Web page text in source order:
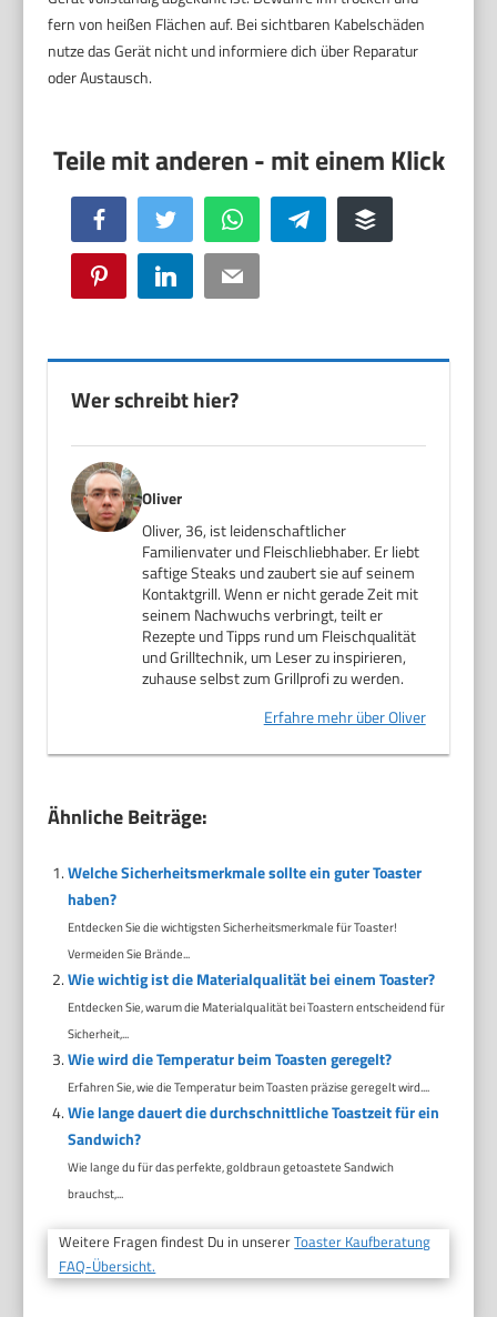
fern von heißen Flächen auf. Bei sichtbaren Kabelschäden
nutze das Gerät nicht und informiere dich über Reparatur
oder Austausch.
Facebook Twitter WhatsApp Telegram Buffer
Pinterest LinkedIn Email
Wer schreibt hier?
Oliver
Oliver, 36, ist leidenschaftlicher
Familienvater und Fleischliebhaber. Er liebt
saftige Steaks und zaubert sie auf seinem
Kontaktgrill. Wenn er nicht gerade Zeit mit
seinem Nachwuchs verbringt, teilt er
Rezepte und Tipps rund um Fleischqualität
und Grilltechnik, um Leser zu inspirieren,
zuhause selbst zum Grillprofi zu werden.
Erfahre mehr über Oliver
Ähnliche Beiträge:
Welche Sicherheitsmerkmale sollte ein guter Toaster
haben?
Entdecken Sie die wichtigsten Sicherheitsmerkmale für Toaster!
Vermeiden Sie Brände...
Wie wichtig ist die Materialqualität bei einem Toaster?
Entdecken Sie, warum die Materialqualität bei Toastern entscheidend für
Sicherheit,...
Wie wird die Temperatur beim Toasten geregelt?
Erfahren Sie, wie die Temperatur beim Toasten präzise geregelt wird....
Wie lange dauert die durchschnittliche Toastzeit für ein
Sandwich?
Wie lange du für das perfekte, goldbraun getoastete Sandwich
brauchst,...
Weitere Fragen findest Du in unsererToaster Kaufberatung
FAQ-Übersicht.